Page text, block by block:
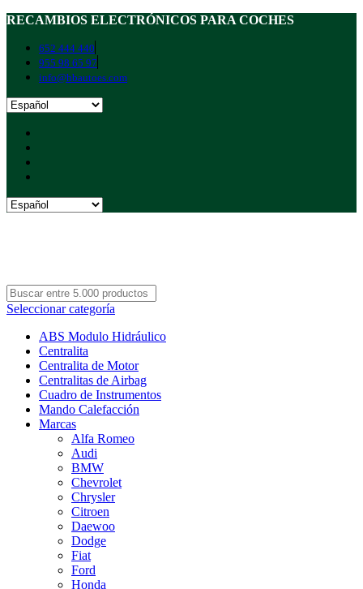
RECAMBIOS ELECTRÓNICOS PARA COCHES
652 444 440
955 98 65 97
info@hbautoes.com
Seleccionar categoría
ABS Modulo Hidráulico
Centralita
Centralita de Motor
Centralitas de Airbag
Cuadro de Instrumentos
Mando Calefacción
Marcas
Alfa Romeo
Audi
BMW
Chevrolet
Chrysler
Citroen
Daewoo
Dodge
Fiat
Ford
Honda